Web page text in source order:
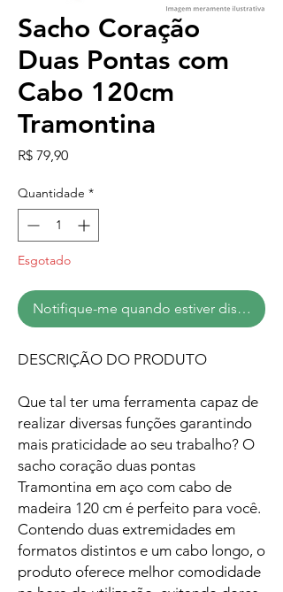
Sacho Coração
Duas Pontas com
Cabo 120cm
Tramontina
R$ 79,90Preço
Quantidade *
Esgotado
Notifique-me quando estiver disponível
DESCRIÇÃO DO PRODUTO
Que tal ter uma ferramenta capaz de
realizar diversas funções garantindo
mais praticidade ao seu trabalho? O
sacho coração duas pontas
Tramontina em aço com cabo de
madeira 120 cm é perfeito para você.
Contendo duas extremidades em
formatos distintos e um cabo longo, o
produto oferece melhor comodidade